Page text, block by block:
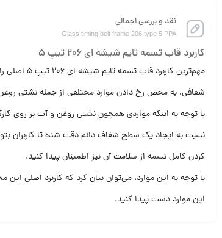
نقد و بررسی اجمالی
Glass timing belt frame 206 type 5 PPA
کاربرد قاب تسمه تایم شیشه ای 206 تیپ 5
شفافی، به محض رخ دادن موارد مختلفی از جمله نشتی
با توجه به اینکه مواردی همچون نشتی روغن و آب بر روی
کردن کامل تسمه از سلامت آن نیز اطمینان پیدا کنید.
با توجه به این موارد، می‌توان بیان کرد که کاربرد اصلی
این موارد دست پیدا کنید.